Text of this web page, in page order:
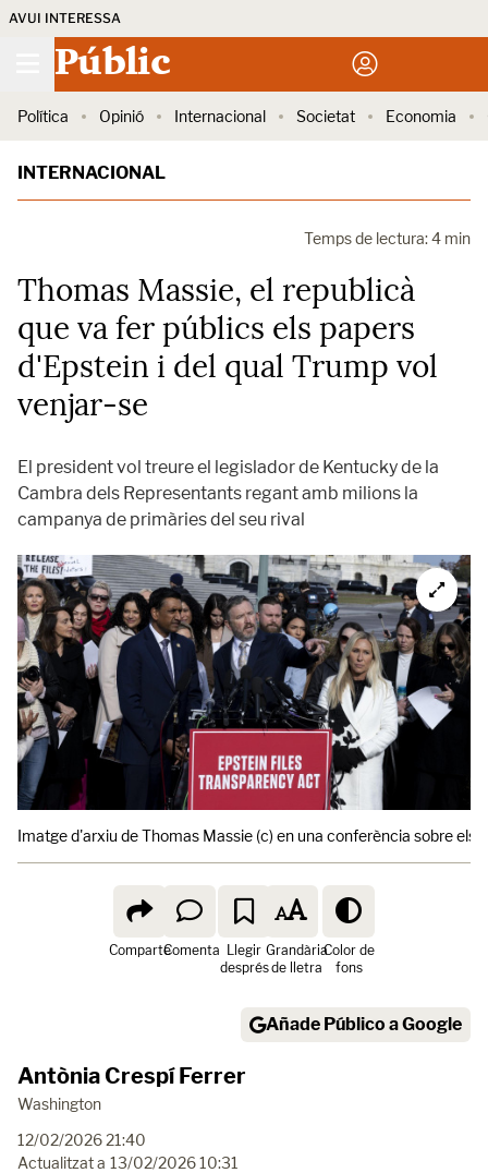
AVUI INTERESSA
Públic
Política Opinió Internacional Societat Economia
INTERNACIONAL
Temps de lectura: 4 min
Thomas Massie, el republicà
que va fer públics els papers
d'Epstein i del qual Trump vol
venjar-se
El president vol treure el legislador de Kentucky de la
Cambra dels Representants regant amb milions la
campanya de primàries del seu rival
Imatge d'arxiu de Thomas Massie (c) en una conferència sobre els
ComparteComenta Llegir
després
Grandària
de lletra
Color de
fons
Añade Público a Google
Antònia Crespí Ferrer
Washington
12/02/2026 21:40
Actualitzat a 13/02/2026 10:31